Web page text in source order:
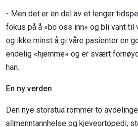
- Men det er en del av et lenger
fokus på å «bo oss inn» og bli vant til
og ikke minst å gi våre pasienter en
endelig «hjemme» og er svært
han.
En ny verden
Den nye storstua rommer to
allmenntannhelse og kjeveortopedi,